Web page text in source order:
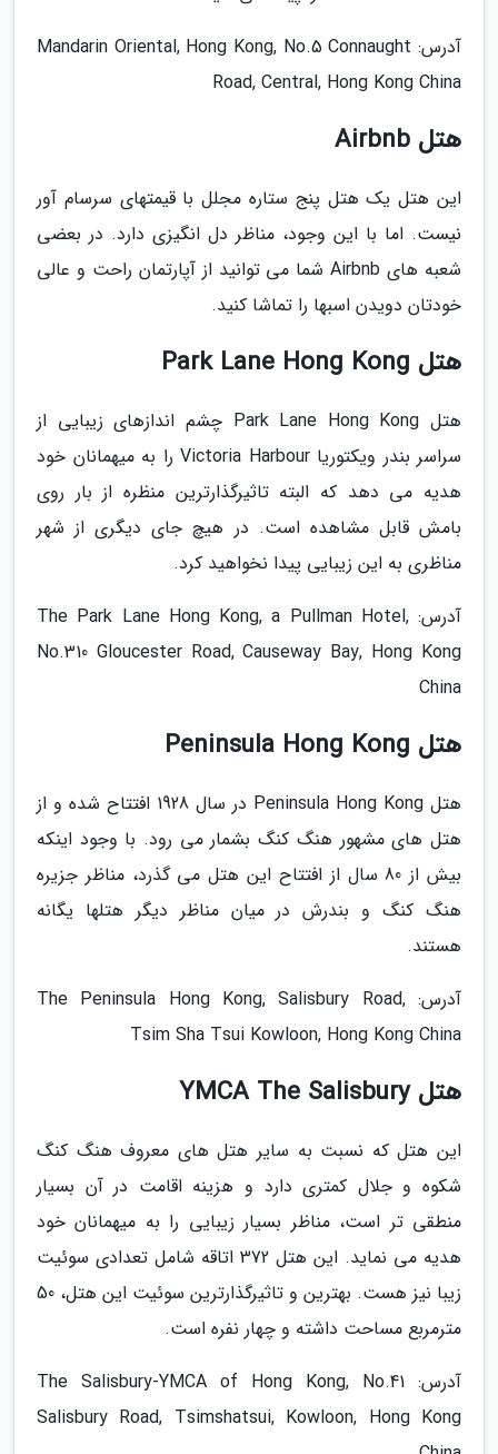
آدرس: Mandarin Oriental, Hong Kong, No.5 Connaught
Road, Central, Hong Kong China
هتل Airbnb
این هتل یک هتل پنج ستاره مجلل با قیمتهای سرسام آور
نیست. اما با این وجود، مناظر دل انگیزی دارد. در بعضی
شعبه های Airbnb شما می توانید از آپارتمان راحت و عالی
خودتان دویدن اسبها را تماشا کنید.
هتل Park Lane Hong Kong
هتل Park Lane Hong Kong چشم اندازهای زیبایی از
سراسر بندر ویکتوریا Victoria Harbour را به میهمانان خود
هدیه می دهد که البته تاثیرگذارترین منظره از بار روی
بامش قابل مشاهده است. در هیچ جای دیگری از شهر
مناظری به این زیبایی پیدا نخواهید کرد.
آدرس: The Park Lane Hong Kong, a Pullman Hotel,
No.310 Gloucester Road, Causeway Bay, Hong Kong
China
هتل Peninsula Hong Kong
هتل Peninsula Hong Kong در سال 1928 افتتاح شده و از
هتل های مشهور هنگ کنگ بشمار می رود. با وجود اینکه
بیش از 80 سال از افتتاح این هتل می گذرد، مناظر جزیره
هنگ کنگ و بندرش در میان مناظر دیگر هتلها یگانه
هستند.
آدرس: The Peninsula Hong Kong, Salisbury Road,
Tsim Sha Tsui Kowloon, Hong Kong China
هتل YMCA The Salisbury
این هتل که نسبت به سایر هتل های معروف هنگ کنگ
شکوه و جلال کمتری دارد و هزینه اقامت در آن بسیار
منطقی تر است، مناظر بسیار زیبایی را به میهمانان خود
هدیه می نماید. این هتل 372 اتاقه شامل تعدادی سوئیت
زیبا نیز هست. بهترین و تاثیرگذارترین سوئیت این هتل، 50
مترمربع مساحت داشته و چهار نفره است.
آدرس: The Salisbury-YMCA of Hong Kong, No.41
Salisbury Road, Tsimshatsui, Kowloon, Hong Kong